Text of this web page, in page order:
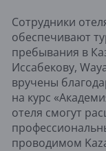
Сотрудники
обеспечивают
пребывания в
Иссабекову,
вручены
на курс
отеля смогут
проводимом